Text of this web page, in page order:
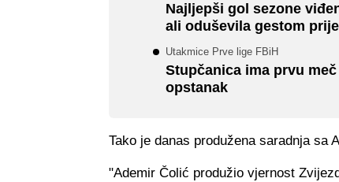
Najljepši gol sezone
ali oduševila gestom
Utakmice Prve lige FBiH
Stupčanica ima prvu
opstanak
Tako je danas produžena saradnja sa
"Ademir Čolić produžio vjernost